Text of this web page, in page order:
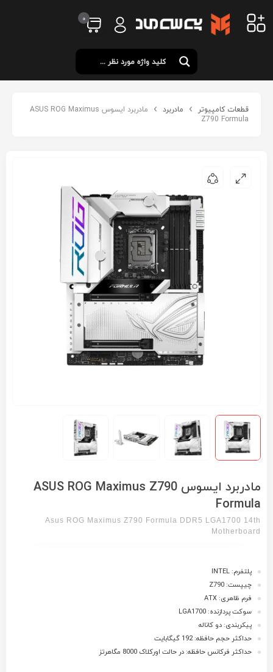
0
قطعات کامپیوتر مادربرد
مادربرد ایسوس ASUS ROG Maximus
Z790 Formula
مادربرد ایسوس ASUS ROG Maximus Z790
Formula
Asus ROG Maximus Z790 Formula DDR5 LGA1700 14th
Motherboard
پلتفرم: INTEL
چیپست: Z790
فرم ظاهری: ATX
سوکت پردازنده: LGA1700
پیکربندی: دو کاناله
حداکثر حجم حافظه: 192 گیگابایت
حداکثر فرکانس حافظه: در حالت اورکلاک 8000 مگاهرتز